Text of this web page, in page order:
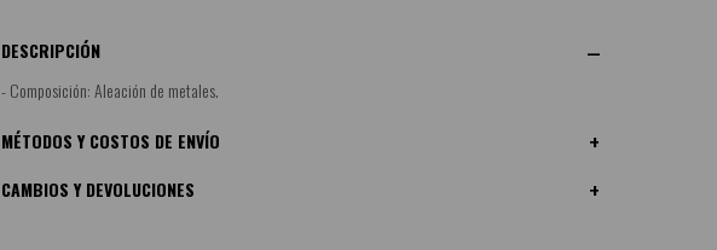
DESCRIPCIÓN
- Composición: Aleación de metales.
MÉTODOS Y COSTOS DE ENVÍO
CAMBIOS Y DEVOLUCIONES